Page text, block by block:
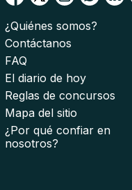
¿Quiénes somos?
Contáctanos
FAQ
El diario de hoy
Reglas de concursos
Mapa del sitio
¿Por qué confiar en
nosotros?